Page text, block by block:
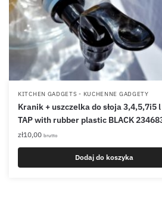
KITCHEN GADGETS - KUCHENNE GADGETY
Kranik + uszczelka do słoja 3,4,5,7i5 l
TAP with rubber plastic BLACK
zł10,00 brutto
Dodaj do koszyka